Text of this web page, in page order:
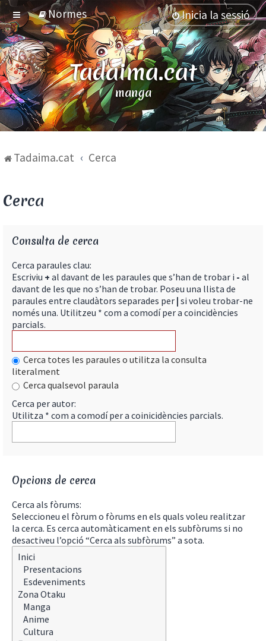
Normes Inicia la sessió
Tadaima.cat
manga
Tadaima.cat Cerca
Cerca
Consulta de cerca
Cerca paraules clau:
Escriviu + al davant de les paraules que s’han de trobar i - al
davant de les que no s’han de trobar. Poseu una llista de
paraules entre claudàtors separades per | si voleu trobar-ne
només una. Utilitzeu * com a comodí per a coincidències
parcials.
Cerca totes les paraules o utilitza la consulta
literalment
Cerca qualsevol paraula
Cerca per autor:
Utilitza * com a comodí per a coinicidències parcials.
Opcions de cerca
Cerca als fòrums:
Seleccioneu el fòrum o fòrums en els quals voleu realitzar
la cerca. Es cerca automàticament en els subfòrums si no
desactiveu l’opció “Cerca als subfòrums” a sota.